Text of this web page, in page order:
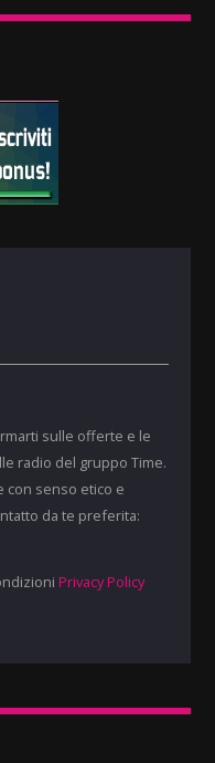
sulle offerte e le
radio del gruppo Time.
con senso etico e
da te preferita:
Privacy Policy